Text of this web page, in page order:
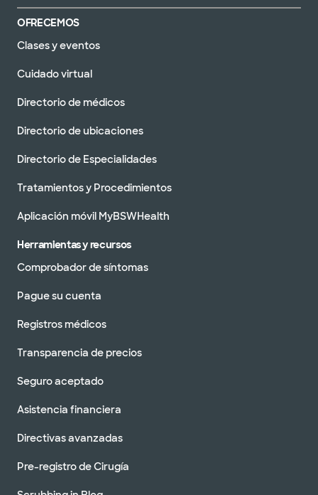
OFRECEMOS
Clases y eventos
Cuidado virtual
Directorio de médicos
Directorio de ubicaciones
Directorio de Especialidades
Tratamientos y Procedimientos
Aplicación móvil MyBSWHealth
Herramientas y recursos
Comprobador de síntomas
Pague su cuenta
Registros médicos
Transparencia de precios
Seguro aceptado
Asistencia financiera
Directivas avanzadas
Pre-registro de Cirugía